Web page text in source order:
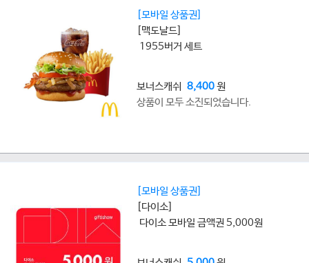
[모바일 상품권]
[맥도날드]
1955버거 세트
보너스캐쉬 8,400원
상품이 모두 소진되었습니다.
[모바일 상품권]
[다이소]
다이소 모바일 금액권 5,000원